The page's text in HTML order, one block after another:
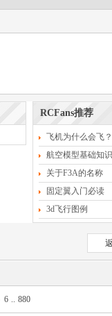
RCFans推荐
飞机为什么会飞？
航空模型基础知
关于F3A的名称
固定翼入门必读
3d飞行图例
6 .. 880